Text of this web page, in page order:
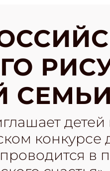
детей
конкурсе
в